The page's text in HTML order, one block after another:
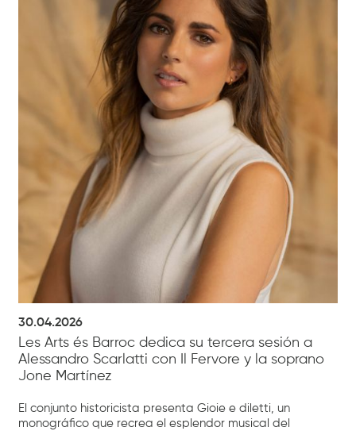
30.04.2026
Les Arts és Barroc dedica su tercera sesión a
Alessandro Scarlatti con Il Fervore y la soprano
Jone Martínez
El conjunto historicista presenta Gioie e diletti, un
monográfico que recrea el esplendor musical del